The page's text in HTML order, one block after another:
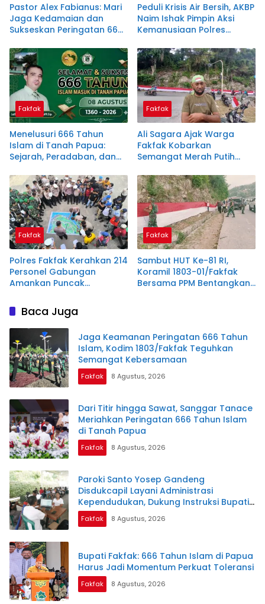
Pastor Alex Fabianus: Mari
Jaga Kedamaian dan
Sukseskan Peringatan 666
Peduli Krisis Air Bersih, AKBP
Naim Ishak Pimpin Aksi
Kemanusiaan Polres
Fakfak
Menelusuri 666 Tahun
Islam di Tanah Papua:
Sejarah, Peradaban, dan
Batu
Fakfak
Ali Sagara Ajak Warga
Fakfak Kobarkan
Semangat Merah Putih
Bendera 1.200 Meter
Fakfak
Polres Fakfak Kerahkan 214
Personel Gabungan
Amankan Puncak
Islam di Tanah Papua
Fakfak
Sambut HUT Ke-81 RI,
Koramil 1803-01/Fakfak
Bersama PPM Bentangkan
Baca Juga
Jaga Keamanan Peringatan 666 Tahun
Islam, Kodim 1803/Fakfak Teguhkan
Semangat Kebersamaan
Fakfak 8 Agustus, 2026
Dari Titir hingga Sawat, Sanggar Tanace
Meriahkan Peringatan 666 Tahun Islam
di Tanah Papua
Fakfak 8 Agustus, 2026
Paroki Santo Yosep Gandeng
Disdukcapil Layani Administrasi
Kependudukan, Dukung Instruksi Bupati
Samaun Dahlan
Fakfak 8 Agustus, 2026
Bupati Fakfak: 666 Tahun Islam di Papua
Harus Jadi Momentum Perkuat Toleransi
Fakfak 8 Agustus, 2026